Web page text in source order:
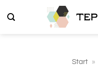
Inhalt
Start »